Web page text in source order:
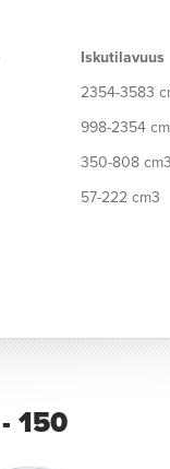
Iskutilavuus
2354-3583
998-2354
350-808 cm3
57-222 cm3
150